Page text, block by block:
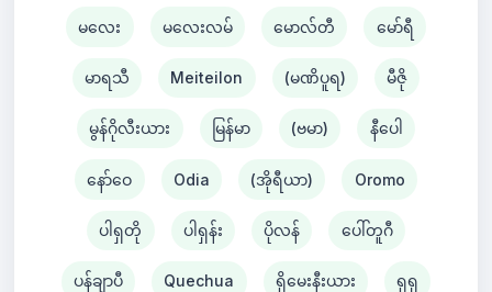
မလေး မလေးလမ် မောလ်တီ မော်ရီ
မာရသီ Meiteilon (မဏိပူရ) မီဇို
မွန်ဂိုလီးယား မြန်မာ (ဗမာ) နီပေါ
နော်ဝေ Odia (အိုရီယာ) Oromo
ပါရှတို ပါရှန်း ပိုလန် ပေါ်တူဂီ
ပန်ချာပီ Quechua ရိုမေးနီးယား ရုရှ